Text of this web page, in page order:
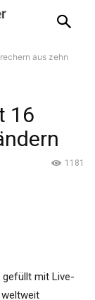
aus zehn
16
1181
gefüllt mit Live-